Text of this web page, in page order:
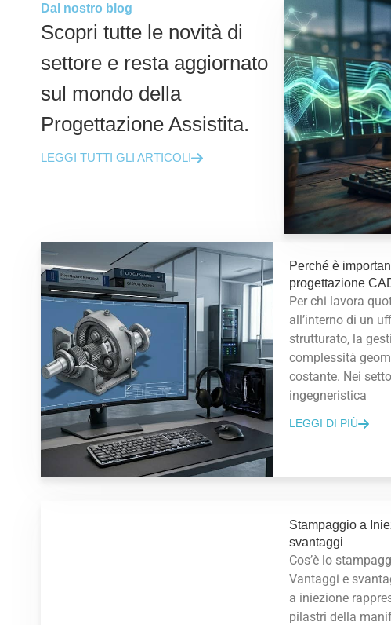
Dal nostro blog
Scopri tutte le novità di
settore e resta aggiornato
sul mondo della
Progettazione Assistita.
LEGGI TUTTI GLI ARTICOLI
Perché è
progettazione
Per chi lavora
all’interno di un
strutturato, la
complessità
costante. Nei
ingegneristica
LEGGI DI PIÙ
Stampaggio a
svantaggi
Cos’è lo
Vantaggi e
a iniezione
pilastri della